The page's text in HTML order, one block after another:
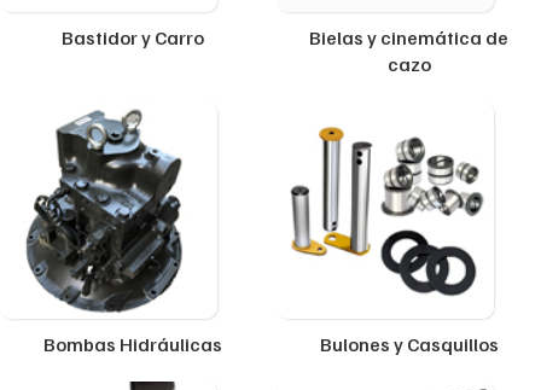
Bastidor y Carro
Bielas y cinemática de
cazo
Bombas Hidráulicas Bulones y Casquillos